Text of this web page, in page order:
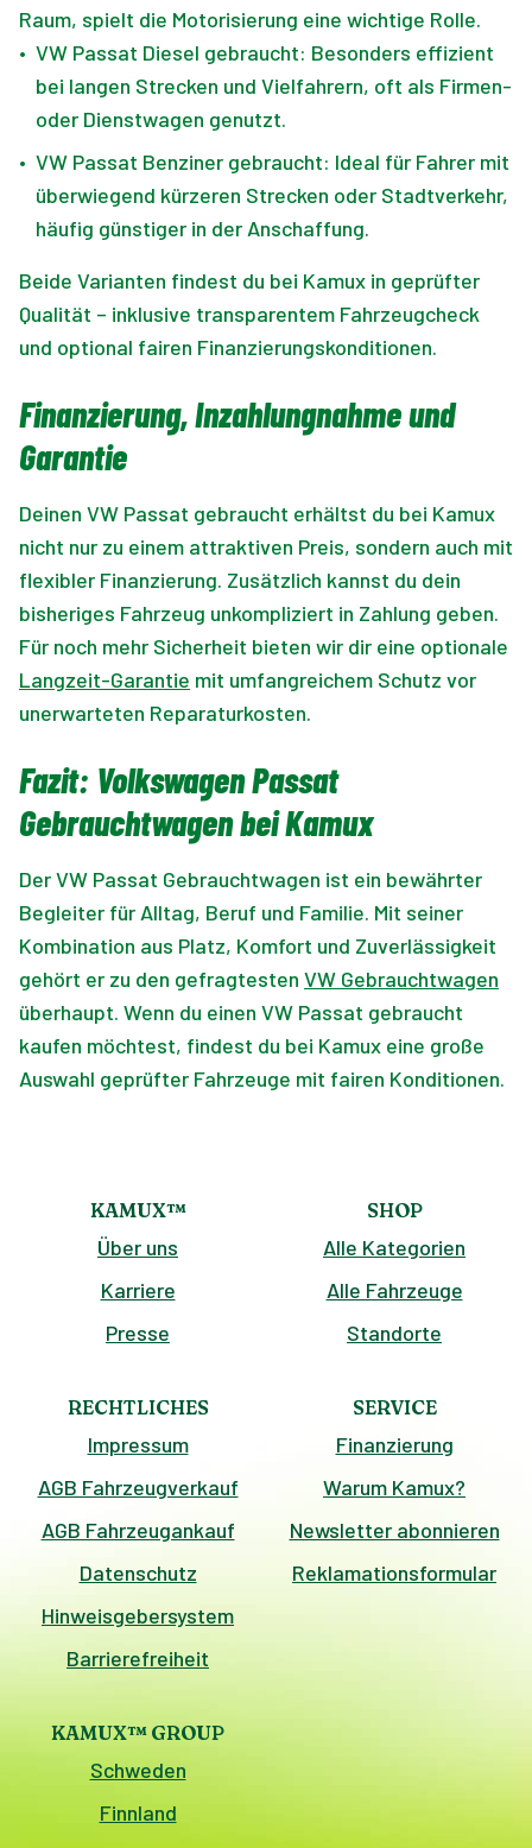
Raum, spielt die Motorisierung eine wichtige Rolle.
• VW Passat Diesel gebraucht: Besonders effizient
bei langen Strecken und Vielfahrern, oft als Firmen-
oder Dienstwagen genutzt.
• VW Passat Benziner gebraucht: Ideal für Fahrer mit
überwiegend kürzeren Strecken oder Stadtverkehr,
häufig günstiger in der Anschaffung.
Beide Varianten findest du bei Kamux in geprüfter
Qualität – inklusive transparentem Fahrzeugcheck
und optional fairen Finanzierungskonditionen.
Finanzierung, Inzahlungnahme und
Garantie
Deinen VW Passat gebraucht erhältst du bei Kamux
nicht nur zu einem attraktiven Preis, sondern auch mit
flexibler Finanzierung. Zusätzlich kannst du dein
bisheriges Fahrzeug unkompliziert in Zahlung geben.
Für noch mehr Sicherheit bieten wir dir eine optionale
Langzeit-Garantie mit umfangreichem Schutz vor
unerwarteten Reparaturkosten.
Fazit: Volkswagen Passat
Gebrauchtwagen bei Kamux
Der VW Passat Gebrauchtwagen ist ein bewährter
Begleiter für Alltag, Beruf und Familie. Mit seiner
Kombination aus Platz, Komfort und Zuverlässigkeit
gehört er zu den gefragtesten VW Gebrauchtwagen
überhaupt. Wenn du einen VW Passat gebraucht
kaufen möchtest, findest du bei Kamux eine große
Auswahl geprüfter Fahrzeuge mit fairen Konditionen.
KAMUX™
Über uns
Karriere
Presse
SHOP
Alle Kategorien
Alle Fahrzeuge
Standorte
RECHTLICHES
Impressum
AGB Fahrzeugverkauf
AGB Fahrzeugankauf
Datenschutz
Hinweisgebersystem
Barrierefreiheit
SERVICE
Finanzierung
Warum Kamux?
Newsletter abonnieren
Reklamationsformular
KAMUX™ GROUP
Schweden
Finnland